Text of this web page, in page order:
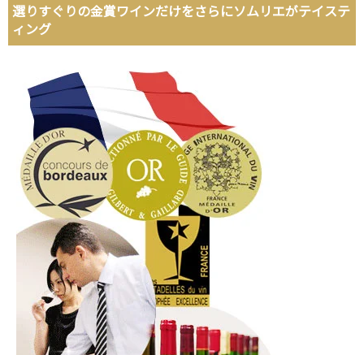
選りすぐりの金賞ワインだけをさらにソムリエがテイステ
ィング